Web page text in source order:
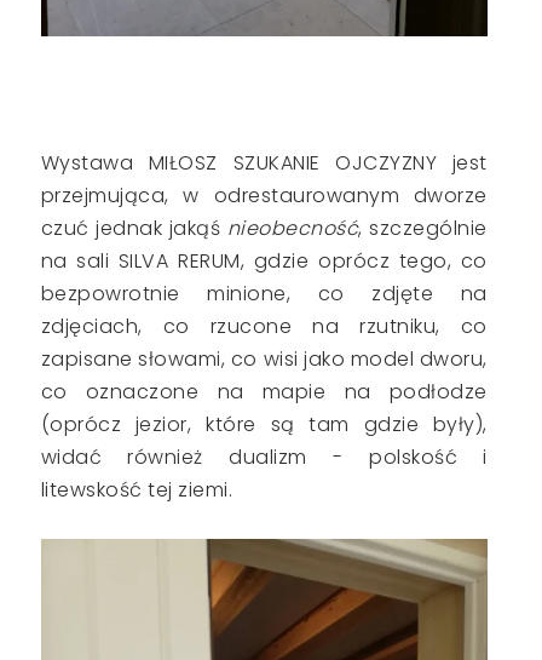
Wystawa MIŁOSZ SZUKANIE OJCZYZNY jest
przejmująca, w odrestaurowanym dworze
czuć jednak jakąś nieobecność, szczególnie
na sali SILVA RERUM, gdzie oprócz tego, co
bezpowrotnie minione, co zdjęte na
zdjęciach, co rzucone na rzutniku, co
zapisane słowami, co wisi jako model dworu,
co oznaczone na mapie na podłodze
(oprócz jezior, które są tam gdzie były),
widać również dualizm - polskość i
litewskość tej ziemi.